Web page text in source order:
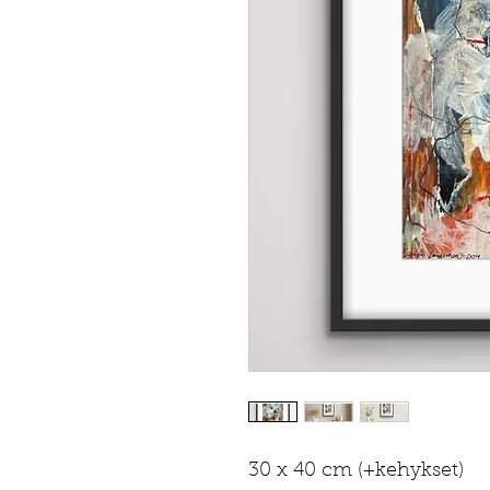
30 x 40 cm (+kehykset)